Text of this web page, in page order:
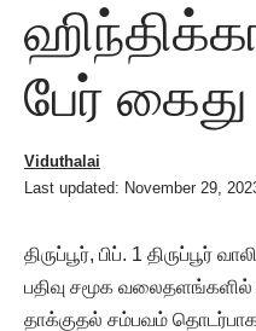
பேர் கைது
Last updated: November 29,
Viduthalai
திருப்பூர், பிப். 1 திருப்பூர்
பதிவு சமூக
தாக்குதல் சம்பவம்